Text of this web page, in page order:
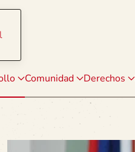
Comunidad Derechos